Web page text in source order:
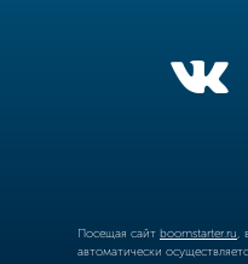
Посещая сайт boomstarter.ru ,
автоматически